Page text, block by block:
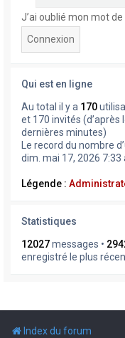
J’ai oublié mon mot de
Qui est en ligne
Au total il y a 170
et 170 invités (d’après
dernières minutes)
Le record du nombre
dim. mai 17, 2026 7:33
Légende :
Statistiques
12027messages •
enregistré le plus
Index du forum